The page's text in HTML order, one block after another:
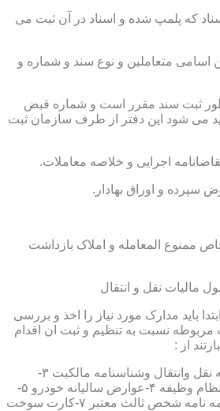
که پلمپ شده و اسناد در آن ثبت می
اسامی متعاملین و نوع سند و شماره و
ثبت سند مقرر است و شماره قبض
می شود این دفتر از طرف سازمان ثبت
ممنوع المعامله و املاک بازداشت
مالیات نقل و انتقال
باید مدارک مورد نیاز را اخذ و بررسی
مربوطه نسبت به تنظیم و ثبت ان اقدام
از :
۱-مدارک مالکیت ۲-تائیدیه نقل وانتقال وشناسنامه مالکیت ۳-
مدارک هویتی وشخصی ونظام وظیفه ۴-عوارض سالیانه خودرو ۵-